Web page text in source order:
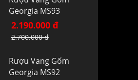
Georgia MS93
2.190.000 đ
2.700.000 đ
Rượu Vang Gốm
Georgia MS92